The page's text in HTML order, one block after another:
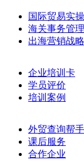
国际贸易实
海关事务管
出海营销战
企业培训卡
学员评价
培训案例
外贸查询帮手
课后服务
合作企业